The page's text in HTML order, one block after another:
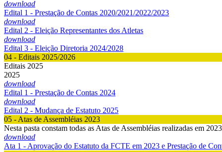
download
Edital 1 - Prestação de Contas 2020/2021/2022/2023
download
Edital 2 - Eleição Representantes dos Atletas
download
Edital 3 - Eleição Diretoria 2024/2028
04 - Editais 2025/2026
Editais 2025
2025
download
Edital 1 - Prestação de Contas 2024
download
Edital 2 - Mudança de Estatuto 2025
05 - Atas de Assembléias 2023
Nesta pasta constam todas as Atas de Assembléias realizadas em 2023
download
Ata 1 - Aprovação do Estatuto da FCTE em 2023 e Prestação de